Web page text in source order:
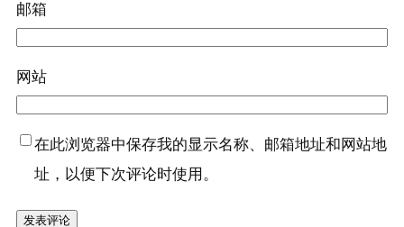
邮箱
网站
在此浏览器中保存我的显示名称、邮箱地址和网站地
址，以便下次评论时使用。